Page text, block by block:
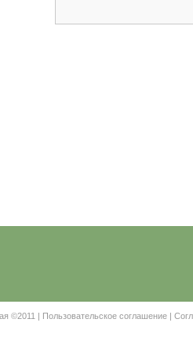
©2011 | Пользовательское соглашение |